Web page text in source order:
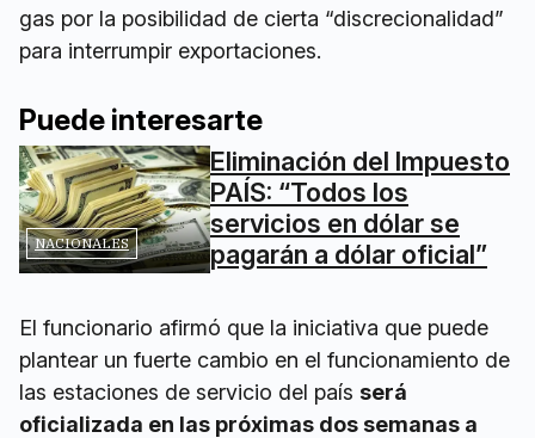
gas por la posibilidad de cierta “discrecionalidad”
para interrumpir exportaciones.
Puede interesarte
NACIONALES
Eliminación del Impuesto
PAÍS: “Todos los
servicios en dólar se
pagarán a dólar oficial”
El funcionario afirmó que la iniciativa que puede
plantear un fuerte cambio en el funcionamiento de
las estaciones de servicio del país será
oficializada en las próximas dos semanas a